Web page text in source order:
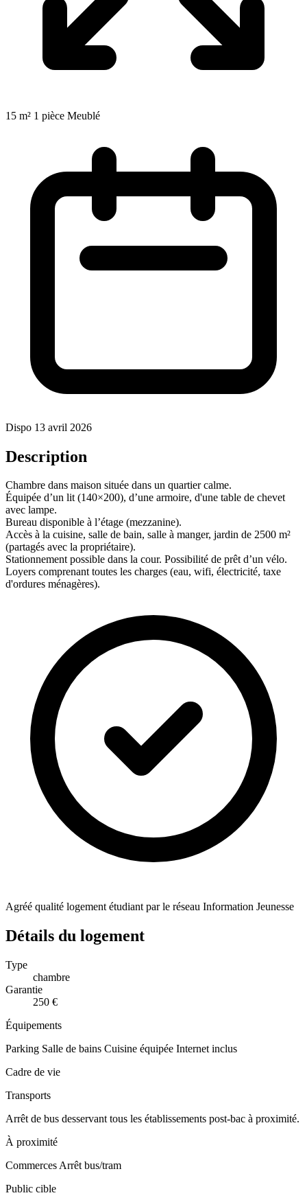
15 m² 1 pièce Meublé
Dispo 13 avril 2026
Description
Chambre dans maison située dans un quartier calme.
Équipée d’un lit (140×200), d’une armoire, d'une table de chevet
avec lampe.
Bureau disponible à l’étage (mezzanine).
Accès à la cuisine, salle de bain, salle à manger, jardin de 2500 m²
(partagés avec la propriétaire).
Stationnement possible dans la cour. Possibilité de prêt d’un vélo.
Loyers comprenant toutes les charges (eau, wifi, électricité, taxe
d'ordures ménagères).
Agréé qualité logement étudiant par le réseau Information Jeunesse
Détails du logement
Type
chambre
Garantie
250 €
Équipements
Parking Salle de bains Cuisine équipée Internet inclus
Cadre de vie
Transports
Arrêt de bus desservant tous les établissements post-bac à proximité.
À proximité
Commerces Arrêt bus/tram
Public cible